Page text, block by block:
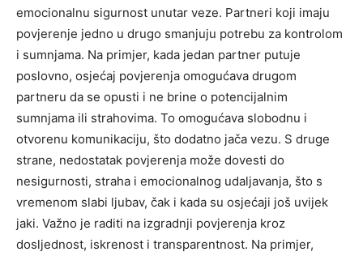
emocionalnu sigurnost unutar veze. Partneri koji imaju
povjerenje jedno u drugo smanjuju potrebu za kontrolom
i sumnjama. Na primjer, kada jedan partner putuje
poslovno, osjećaj povjerenja omogućava drugom
partneru da se opusti i ne brine o potencijalnim
sumnjama ili strahovima. To omogućava slobodnu i
otvorenu komunikaciju, što dodatno jača vezu. S druge
strane, nedostatak povjerenja može dovesti do
nesigurnosti, straha i emocionalnog udaljavanja, što s
vremenom slabi ljubav, čak i kada su osjećaji još uvijek
jaki. Važno je raditi na izgradnji povjerenja kroz
dosljednost, iskrenost i transparentnost. Na primjer,